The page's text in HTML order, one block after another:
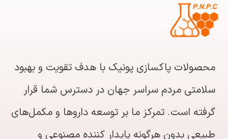
محصولات پاکسازی پونیک با هدف تقویت و بهبود
سلامتی مردم سراسر جهان در دسترس شما قرار
گرفته است. تمرکز ما بر توسعه داروها و مکمل‌های
طبیعی بدون هرگونه پایدار کننده مصنوعی و